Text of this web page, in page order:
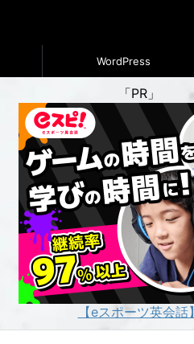
WordPress
「PR」
【eスポーツ英会話】